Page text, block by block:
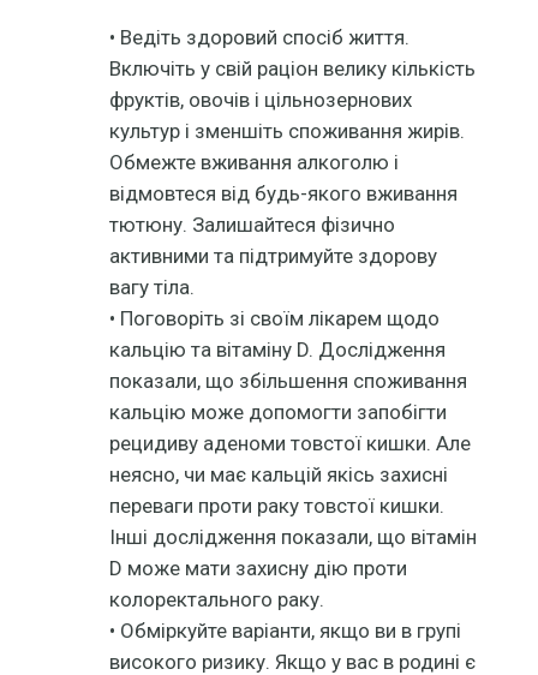
• Ведіть здоровий спосіб життя.
Включіть у свій раціон велику кількість
фруктів, овочів і цільнозернових
культур і зменшіть споживання жирів.
Обмежте вживання алкоголю і
відмовтеся від будь-якого вживання
тютюну. Залишайтеся фізично
активними та підтримуйте здорову
вагу тіла.
• Поговоріть зі своїм лікарем щодо
кальцію та вітаміну D. Дослідження
показали, що збільшення споживання
кальцію може допомогти запобігти
рецидиву аденоми товстої кишки. Але
неясно, чи має кальцій якісь захисні
переваги проти раку товстої кишки.
Інші дослідження показали, що вітамін
D може мати захисну дію проти
колоректального раку.
• Обміркуйте варіанти, якщо ви в групі
високого ризику. Якщо у вас в родині є